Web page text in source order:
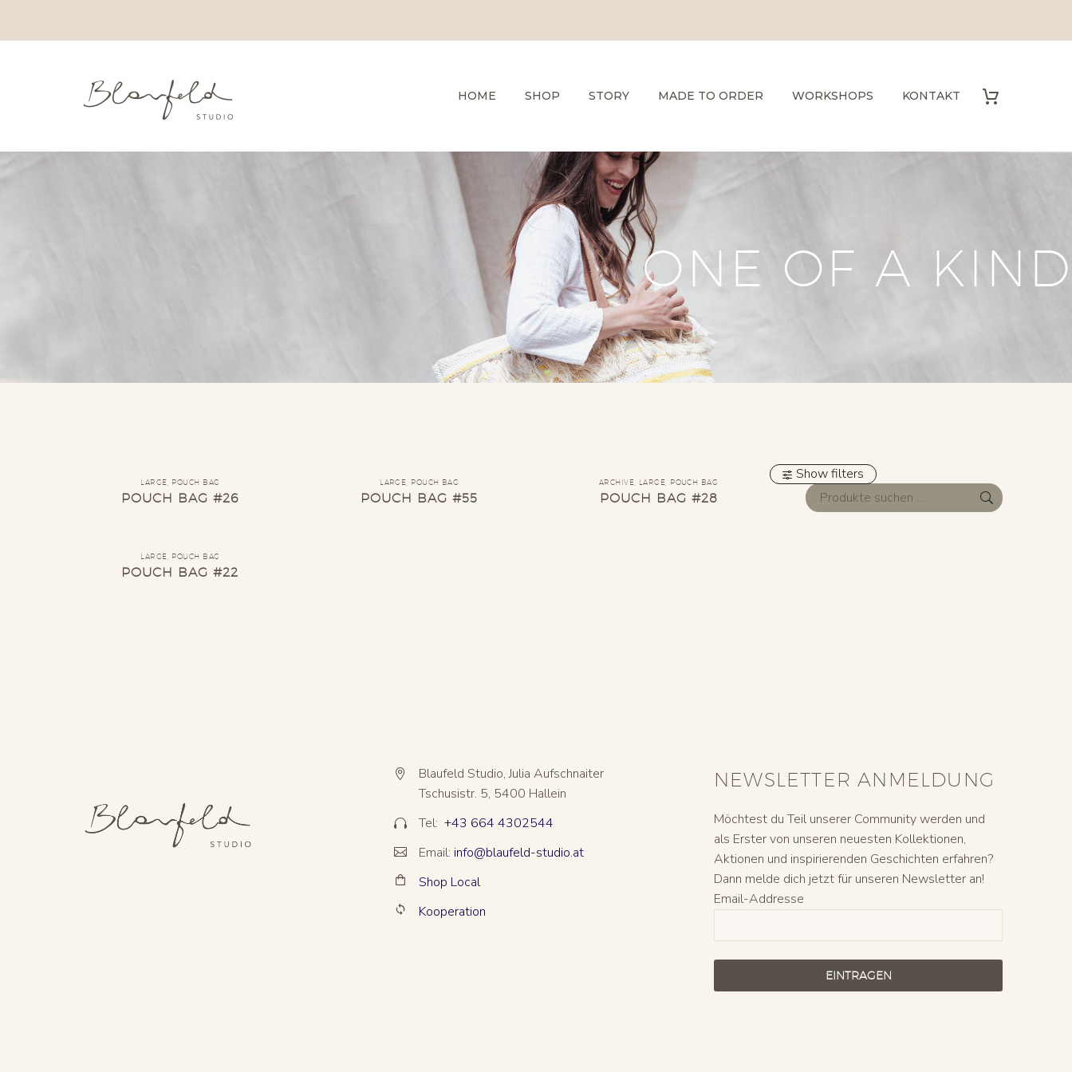
HOME SHOP STORY MADE TO ORDER WORKSHOPS KONTAKT
ONE OF A KIND
Show filters
LARGE POUCH BAG
POUCH BAG #26
LARGE POUCH BAG
POUCH BAG #55
ARCHIVE LARGE POUCH BAG
POUCH BAG #28
LARGE POUCH BAG
POUCH BAG #22


Blaufeld Studio, Julia Aufschnaiter
Tschusistr. 5, 5400 Hallein

 Tel: +43 664 4302544

 Email: info@blaufeld-studio.at

 Shop Local

 Kooperation
NEWSLETTER ANMELDUNG
Möchtest du Teil unserer Community werden und
als Erster von unseren neuesten Kollektionen,
Aktionen und inspirierenden Geschichten erfahren?
Dann melde dich jetzt für unseren Newsletter an!
Email-Addresse
EINTRAGEN